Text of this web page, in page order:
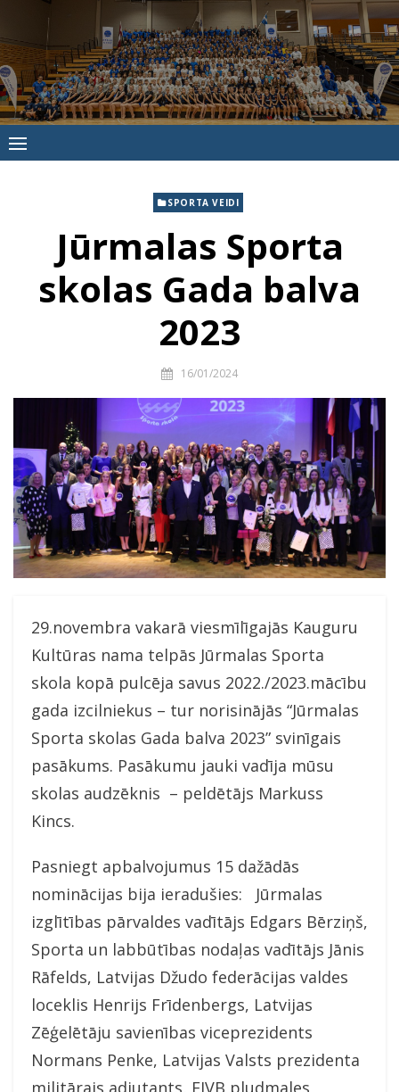
to
content
Jūrmalas
Sporta
skola
SPORTA VEIDI
Jūrmalas Sporta
skolas Gada balva
2023
16/01/2024
29.novembra vakarā viesmīlīgajās Kauguru
Kultūras nama telpās Jūrmalas Sporta
skola kopā pulcēja savus 2022./2023.mācību
gada izcilniekus – tur norisinājās “Jūrmalas
Sporta skolas Gada balva 2023” svinīgais
pasākums. Pasākumu jauki vadīja mūsu
skolas audzēknis – peldētājs Markuss
Kincs.
Pasniegt apbalvojumus 15 dažādās
nominācijas bija ieradušies: Jūrmalas
izglītības pārvaldes vadītājs Edgars Bērziņš,
Sporta un labbūtības nodaļas vadītājs Jānis
Rāfelds, Latvijas Džudo federācijas valdes
loceklis Henrijs Frīdenbergs, Latvijas
Zēģelētāju savienības viceprezidents
Normans Penke, Latvijas Valsts prezidenta
militārais adjutants, FIVB pludmales